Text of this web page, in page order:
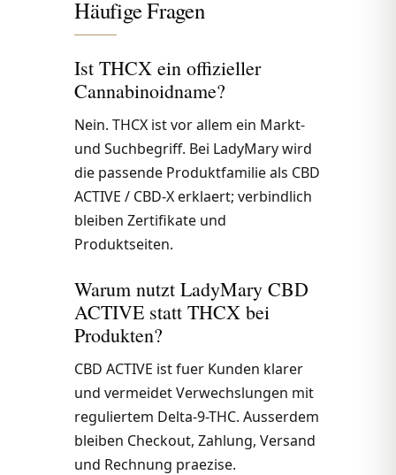
Häufige Fragen
Ist THCX ein offizieller
Cannabinoidname?
Nein. THCX ist vor allem ein Markt-
und Suchbegriff. Bei LadyMary wird
die passende Produktfamilie als CBD
ACTIVE / CBD-X erklaert; verbindlich
bleiben Zertifikate und
Produktseiten.
Warum nutzt LadyMary CBD
ACTIVE statt THCX bei
Produkten?
CBD ACTIVE ist fuer Kunden klarer
und vermeidet Verwechslungen mit
reguliertem Delta-9-THC. Ausserdem
bleiben Checkout, Zahlung, Versand
und Rechnung praezise.